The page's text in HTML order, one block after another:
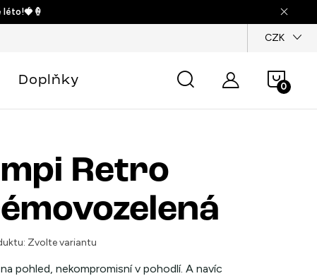
léto!🍓🍦
CZK
košík
Doplňky
Retro
Zvolte variantu
pohled, nekompromisní v pohodlí. A navíc